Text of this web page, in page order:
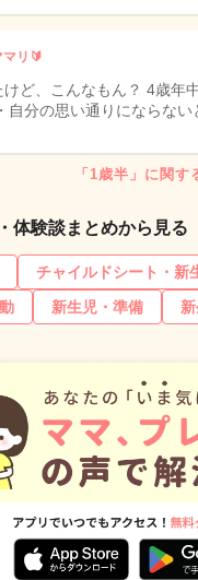
リ🔰
ど、こんなもん？ 4歳年
自分の思い通りにならない
「1歳半」に関
体験談まとめから見る
チャイルドシート・新
新生児・準備